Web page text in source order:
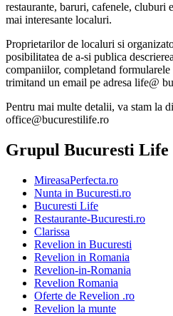
restaurante, baruri, cafenele, cluburi
mai interesante localuri.
Proprietarilor de localuri si
posibilitatea de a-si publica
companiilor, completand formularele
trimitand un email pe adresa life@
Pentru mai multe detalii, va stam la
office@bucurestilife.ro
Grupul Bucuresti Life
MireasaPerfecta.ro
Nunta in Bucuresti.ro
Bucuresti Life
Restaurante-Bucuresti.ro
Clarissa
Revelion in Bucuresti
Revelion in Romania
Revelion-in-Romania
Revelion Romania
Oferte de Revelion .ro
Revelion la munte